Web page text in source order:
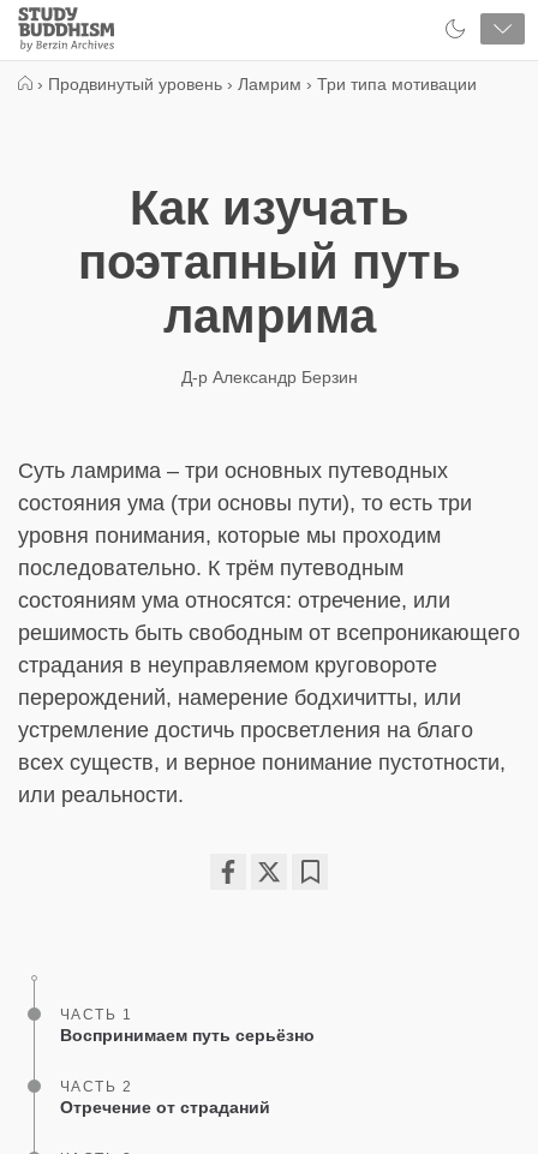
Close
Study
Buddhism
› Продвинутый уровень › Ламрим › Три типа мотивации
Как изучать
поэтапный путь
ламрима
Д-р Александр Берзин
Суть ламрима – три основных путеводных
состояния ума (три основы пути), то есть три
уровня понимания, которые мы проходим
последовательно. К трём путеводным
состояниям ума относятся: отречение, или
решимость быть свободным от всепроникающего
страдания в неуправляемом круговороте
перерождений, намерение бодхичитты, или
устремление достичь просветления на благо
всех существ, и верное понимание пустотности,
или реальности.
ЧАСТЬ 1
Воспринимаем путь серьёзно
ЧАСТЬ 2
Отречение от страданий